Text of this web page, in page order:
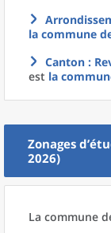
la commune
Canton :
est la
Zonages
2026)
La commune